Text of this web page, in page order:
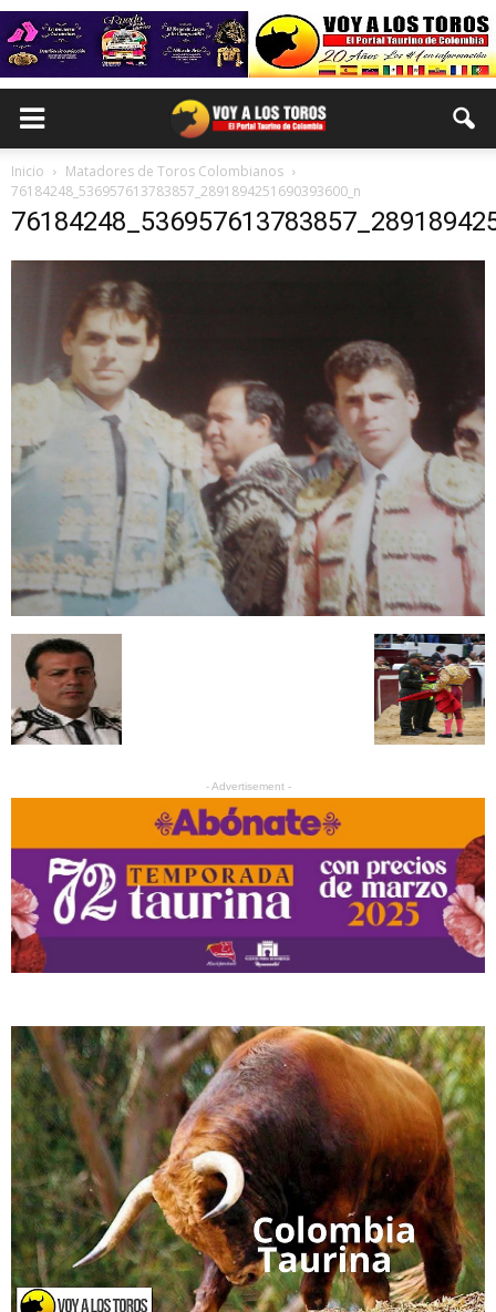
Inicio
Matadores de Toros Colombianos
76184248_536957613783857_2891894251690393600_n
- Advertisement -